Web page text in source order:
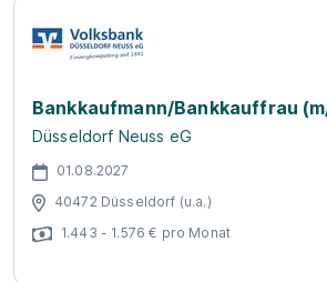
Bankkaufmann/Bankkauffrau
Düsseldorf Neuss eG
01.08.2027
40472 Düsseldorf (u.a.)
1.443 - 1.576 € pro Monat